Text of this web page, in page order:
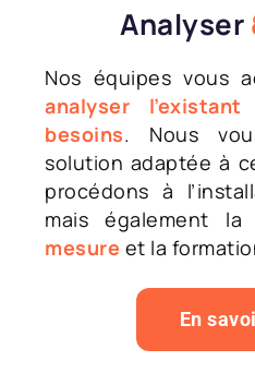
Analyser
Nos équipes vous
analyser l’existant
besoins. Nous
solution adaptée à
procédons à
mais également la
mesure et la
En